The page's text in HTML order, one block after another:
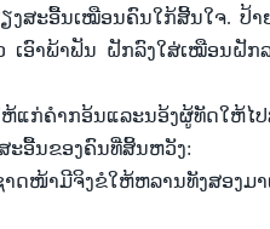
ງສະອື້ນເໝືອນຄົນໃກ້ສີ້ນໃຈ.ປ້າ
ເອົາພ້າຟັນ ຝັກລົງໃສ່ເໝືອນຝັກ
ຫ້ແກ່ຄຳກອ້ນແລະນອ້ງຜູ້ທັດໃຫ້ໄປ
ະອື້ນຂອງຄົນທີ່ສິ້ນຫວັງ:
າດໜ້າມີຈິງຂໍໃຫ້ຫລານທັງສອງມາ